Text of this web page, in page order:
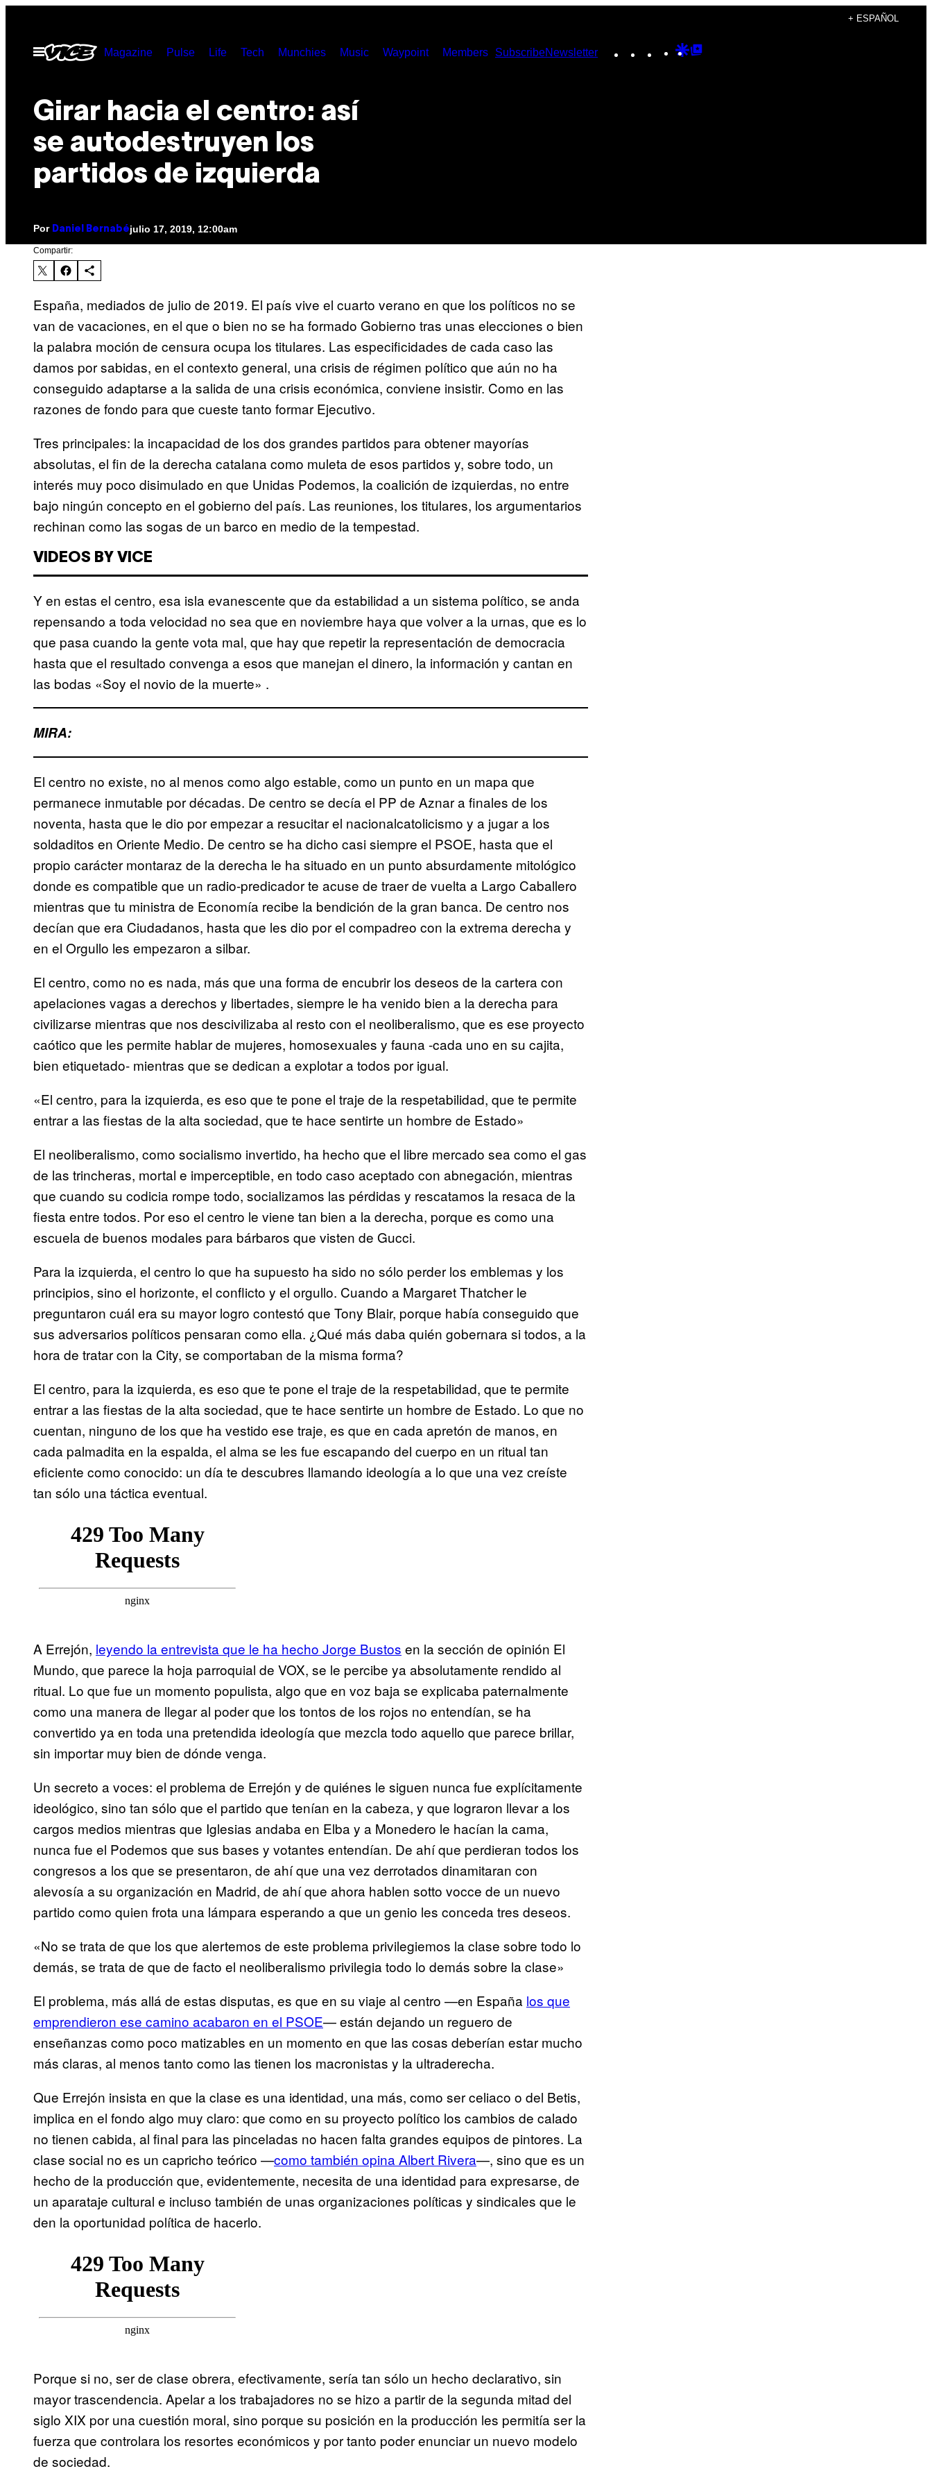
contenido
+ ESPAÑOL
Abrir
Menú
Magazine Pulse Life Tech Munchies Music Waypoint Members SubscribeNewsletter Instagram
TikTokYouTube
Google
Girar hacia el centro: así
se autodestruyen los
partidos de izquierda
Por Daniel Bernabéjulio 17, 2019, 12:00am
Compartir:
España, mediados de julio de 2019. El país vive el cuarto verano en que los políticos no se
van de vacaciones, en el que o bien no se ha formado Gobierno tras unas elecciones o bien
la palabra moción de censura ocupa los titulares. Las especificidades de cada caso las
damos por sabidas, en el contexto general, una crisis de régimen político que aún no ha
conseguido adaptarse a la salida de una crisis económica, conviene insistir. Como en las
razones de fondo para que cueste tanto formar Ejecutivo.
Tres principales: la incapacidad de los dos grandes partidos para obtener mayorías
absolutas, el fin de la derecha catalana como muleta de esos partidos y, sobre todo, un
interés muy poco disimulado en que Unidas Podemos, la coalición de izquierdas, no entre
bajo ningún concepto en el gobierno del país. Las reuniones, los titulares, los argumentarios
rechinan como las sogas de un barco en medio de la tempestad.
VIDEOS BY VICE
Y en estas el centro, esa isla evanescente que da estabilidad a un sistema político, se anda
repensando a toda velocidad no sea que en noviembre haya que volver a la urnas, que es lo
que pasa cuando la gente vota mal, que hay que repetir la representación de democracia
hasta que el resultado convenga a esos que manejan el dinero, la información y cantan en
las bodas «Soy el novio de la muerte» .
MIRA:
El centro no existe, no al menos como algo estable, como un punto en un mapa que
permanece inmutable por décadas. De centro se decía el PP de Aznar a finales de los
noventa, hasta que le dio por empezar a resucitar el nacionalcatolicismo y a jugar a los
soldaditos en Oriente Medio. De centro se ha dicho casi siempre el PSOE, hasta que el
propio carácter montaraz de la derecha le ha situado en un punto absurdamente mitológico
donde es compatible que un radio-predicador te acuse de traer de vuelta a Largo Caballero
mientras que tu ministra de Economía recibe la bendición de la gran banca. De centro nos
decían que era Ciudadanos, hasta que les dio por el compadreo con la extrema derecha y
en el Orgullo les empezaron a silbar.
El centro, como no es nada, más que una forma de encubrir los deseos de la cartera con
apelaciones vagas a derechos y libertades, siempre le ha venido bien a la derecha para
civilizarse mientras que nos descivilizaba al resto con el neoliberalismo, que es ese proyecto
caótico que les permite hablar de mujeres, homosexuales y fauna -cada uno en su cajita,
bien etiquetado- mientras que se dedican a explotar a todos por igual.
«El centro, para la izquierda, es eso que te pone el traje de la respetabilidad, que te permite
entrar a las fiestas de la alta sociedad, que te hace sentirte un hombre de Estado»
El neoliberalismo, como socialismo invertido, ha hecho que el libre mercado sea como el gas
de las trincheras, mortal e imperceptible, en todo caso aceptado con abnegación, mientras
que cuando su codicia rompe todo, socializamos las pérdidas y rescatamos la resaca de la
fiesta entre todos. Por eso el centro le viene tan bien a la derecha, porque es como una
escuela de buenos modales para bárbaros que visten de Gucci.
Para la izquierda, el centro lo que ha supuesto ha sido no sólo perder los emblemas y los
principios, sino el horizonte, el conflicto y el orgullo. Cuando a Margaret Thatcher le
preguntaron cuál era su mayor logro contestó que Tony Blair, porque había conseguido que
sus adversarios políticos pensaran como ella. ¿Qué más daba quién gobernara si todos, a la
hora de tratar con la City, se comportaban de la misma forma?
El centro, para la izquierda, es eso que te pone el traje de la respetabilidad, que te permite
entrar a las fiestas de la alta sociedad, que te hace sentirte un hombre de Estado. Lo que no
cuentan, ninguno de los que ha vestido ese traje, es que en cada apretón de manos, en
cada palmadita en la espalda, el alma se les fue escapando del cuerpo en un ritual tan
eficiente como conocido: un día te descubres llamando ideología a lo que una vez creíste
tan sólo una táctica eventual.
A Errejón, leyendo la entrevista que le ha hecho Jorge Bustos en la sección de opinión El
Mundo, que parece la hoja parroquial de VOX, se le percibe ya absolutamente rendido al
ritual. Lo que fue un momento populista, algo que en voz baja se explicaba paternalmente
como una manera de llegar al poder que los tontos de los rojos no entendían, se ha
convertido ya en toda una pretendida ideología que mezcla todo aquello que parece brillar,
sin importar muy bien de dónde venga.
Un secreto a voces: el problema de Errejón y de quiénes le siguen nunca fue explícitamente
ideológico, sino tan sólo que el partido que tenían en la cabeza, y que lograron llevar a los
cargos medios mientras que Iglesias andaba en Elba y a Monedero le hacían la cama,
nunca fue el Podemos que sus bases y votantes entendían. De ahí que perdieran todos los
congresos a los que se presentaron, de ahí que una vez derrotados dinamitaran con
alevosía a su organización en Madrid, de ahí que ahora hablen sotto vocce de un nuevo
partido como quien frota una lámpara esperando a que un genio les conceda tres deseos.
«No se trata de que los que alertemos de este problema privilegiemos la clase sobre todo lo
demás, se trata de que de facto el neoliberalismo privilegia todo lo demás sobre la clase»
El problema, más allá de estas disputas, es que en su viaje al centro —en España los que
emprendieron ese camino acabaron en el PSOE— están dejando un reguero de
enseñanzas como poco matizables en un momento en que las cosas deberían estar mucho
más claras, al menos tanto como las tienen los macronistas y la ultraderecha.
Que Errejón insista en que la clase es una identidad, una más, como ser celiaco o del Betis,
implica en el fondo algo muy claro: que como en su proyecto político los cambios de calado
no tienen cabida, al final para las pinceladas no hacen falta grandes equipos de pintores. La
clase social no es un capricho teórico —como también opina Albert Rivera—, sino que es un
hecho de la producción que, evidentemente, necesita de una identidad para expresarse, de
un aparataje cultural e incluso también de unas organizaciones políticas y sindicales que le
den la oportunidad política de hacerlo.
Porque si no, ser de clase obrera, efectivamente, sería tan sólo un hecho declarativo, sin
mayor trascendencia. Apelar a los trabajadores no se hizo a partir de la segunda mitad del
siglo XIX por una cuestión moral, sino porque su posición en la producción les permitía ser la
fuerza que controlara los resortes económicos y por tanto poder enunciar un nuevo modelo
de sociedad.